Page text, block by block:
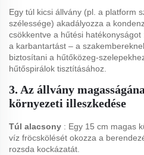
Egy túl kicsi állvány (pl. a platform
szélessége) akadályozza a
csökkentve a hűtési
a karbantartást – a
biztosítani a hűtőközeg-
hűtőspirálok tisztításához.
3. Az állvány
környezeti illeszkedése
Túl alacsony : Egy 15 cm magas
víz fröcskölését okozza a
rozsda kockázatát.